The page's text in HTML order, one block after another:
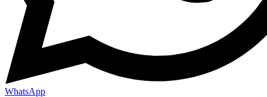
WhatsApp